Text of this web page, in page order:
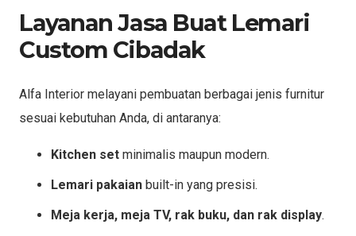
Layanan Jasa Buat Lemari
Custom Cibadak
Alfa Interior melayani pembuatan berbagai jenis furnitur
sesuai kebutuhan Anda, di antaranya:
Kitchen set minimalis maupun modern.
Lemari pakaian built-in yang presisi.
Meja kerja, meja TV, rak buku, dan rak display.